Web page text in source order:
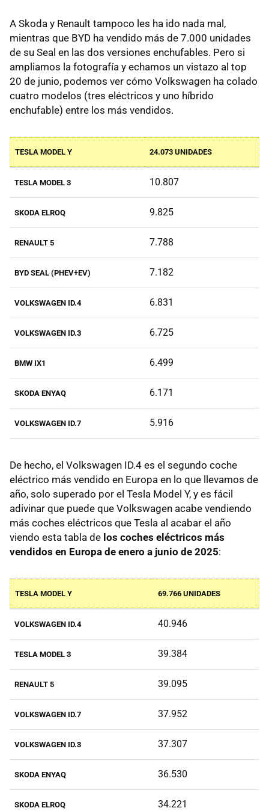
A Skoda y Renault tampoco les ha ido nada mal,
mientras que BYD ha vendido más de 7.000 unidades
de su Seal en las dos versiones enchufables. Pero si
ampliamos la fotografía y echamos un vistazo al top
20 de junio, podemos ver cómo Volkswagen ha colado
cuatro modelos (tres eléctricos y uno híbrido
enchufable) entre los más vendidos.
TESLA MODEL Y 24.073 UNIDADES
TESLA MODEL 3 10.807
SKODA ELROQ 9.825
RENAULT 5 7.788
BYD SEAL (PHEV+EV) 7.182
VOLKSWAGEN ID.4 6.831
VOLKSWAGEN ID.3 6.725
BMW IX1 6.499
SKODA ENYAQ 6.171
VOLKSWAGEN ID.7 5.916
De hecho, el Volkswagen ID.4 es el segundo coche
eléctrico más vendido en Europa en lo que llevamos de
año, solo superado por el Tesla Model Y, y es fácil
adivinar que puede que Volkswagen acabe vendiendo
más coches eléctricos que Tesla al acabar el año
viendo esta tabla de los coches eléctricos más
vendidos en Europa de enero a junio de 2025:
TESLA MODEL Y 69.766 UNIDADES
VOLKSWAGEN ID.4 40.946
TESLA MODEL 3 39.384
RENAULT 5 39.095
VOLKSWAGEN ID.7 37.952
VOLKSWAGEN ID.3 37.307
SKODA ENYAQ 36.530
SKODA ELROQ 34.221